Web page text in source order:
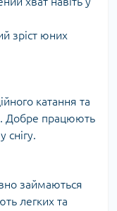
зріст юних
катання та
Добре працюють
снігу.
займаються
легких та